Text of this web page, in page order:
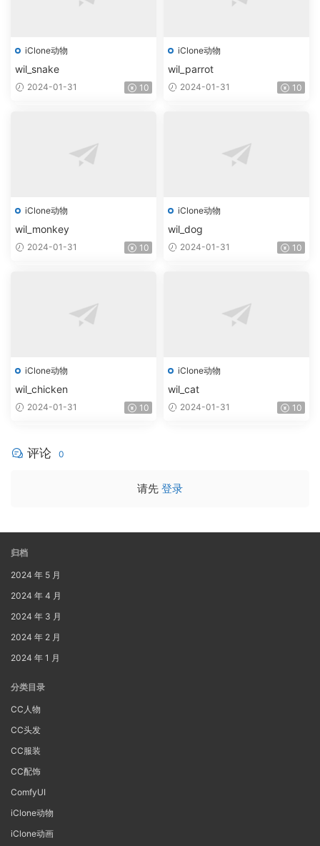
iClone动物
wil_snake
2024-01-31 10
iClone动物
wil_parrot
2024-01-31 10
iClone动物
wil_monkey
2024-01-31 10
iClone动物
wil_dog
2024-01-31 10
iClone动物
wil_chicken
2024-01-31 10
iClone动物
wil_cat
2024-01-31 10
评论 0
请先 登录
归档
2024 年 5 月
2024 年 4 月
2024 年 3 月
2024 年 2 月
2024 年 1 月
分类目录
CC人物
CC头发
CC服装
CC配饰
ComfyUI
iClone动物
iClone动画